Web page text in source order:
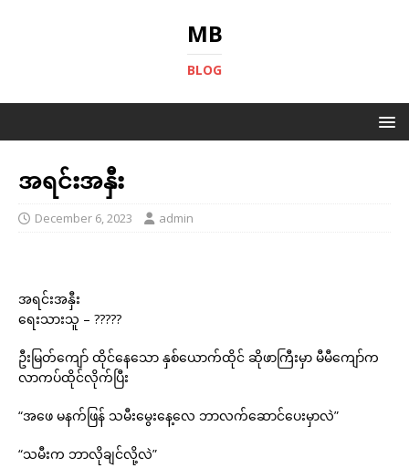
MB
BLOG
အရင်းအနှီး
December 6, 2023 admin
အရင်းအနှီး
ရေးသားသူ – ?????
ဦးမြတ်ကျော် ထိုင်နေသော နှစ်ယောက်ထိုင် ဆိုဖာကြီးမှာ မီမီကျော်က
လာကပ်ထိုင်လိုက်ပြီး
“အဖေ မနက်ဖြန် သမီးမွေးနေ့လေ ဘာလက်ဆောင်ပေးမှာလဲ”
“သမီးက ဘာလိုချင်လို့လဲ”